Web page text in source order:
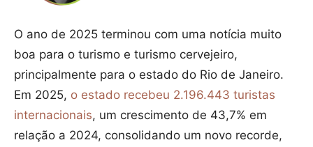
O ano de 2025 terminou com uma notícia muito
boa para o turismo e turismo cervejeiro,
principalmente para o estado do Rio de Janeiro.
Em 2025, o estado recebeu 2.196.443 turistas
internacionais, um crescimento de 43,7% em
relação a 2024, consolidando um novo recorde,